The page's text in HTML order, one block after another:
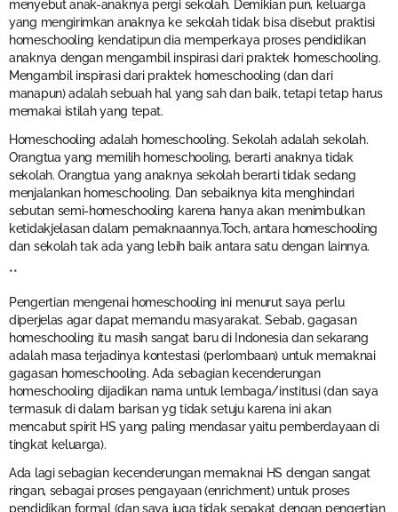
menyebut anak-anaknya pergi sekolah. Demikian pun, keluarga
yang mengirimkan anaknya ke sekolah tidak bisa disebut praktisi
homeschooling kendatipun dia memperkaya proses pendidikan
anaknya dengan mengambil inspirasi dari praktek homeschooling.
Mengambil inspirasi dari praktek homeschooling (dan dari
manapun) adalah sebuah hal yang sah dan baik, tetapi tetap harus
memakai istilah yang tepat.
Homeschooling adalah homeschooling. Sekolah adalah sekolah.
Orangtua yang memilih homeschooling, berarti anaknya tidak
sekolah. Orangtua yang anaknya sekolah berarti tidak sedang
menjalankan homeschooling. Dan sebaiknya kita menghindari
sebutan semi-homeschooling karena hanya akan menimbulkan
ketidakjelasan dalam pemaknaannya.Toch, antara homeschooling
dan sekolah tak ada yang lebih baik antara satu dengan lainnya.
**
Pengertian mengenai homeschooling ini menurut saya perlu
diperjelas agar dapat memandu masyarakat. Sebab, gagasan
homeschooling itu masih sangat baru di Indonesia dan sekarang
adalah masa terjadinya kontestasi (perlombaan) untuk memaknai
gagasan homeschooling. Ada sebagian kecenderungan
homeschooling dijadikan nama untuk lembaga/institusi (dan saya
termasuk di dalam barisan yg tidak setuju karena ini akan
mencabut spirit HS yang paling mendasar yaitu pemberdayaan di
tingkat keluarga).
Ada lagi sebagian kecenderungan memaknai HS dengan sangat
ringan, sebagai proses pengayaan (enrichment) untuk proses
pendidikan formal (dan saya juga tidak sepakat dengan pengertian